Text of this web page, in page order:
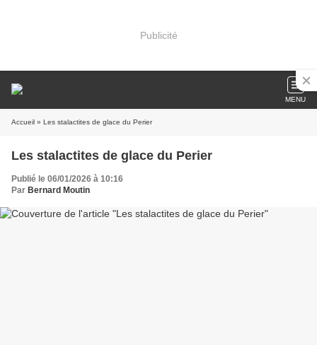
Publicité
MENU
Accueil » Les stalactites de glace du Perier
Les stalactites de glace du Perier
Publié le 06/01/2026 à 10:16
Par Bernard Moutin